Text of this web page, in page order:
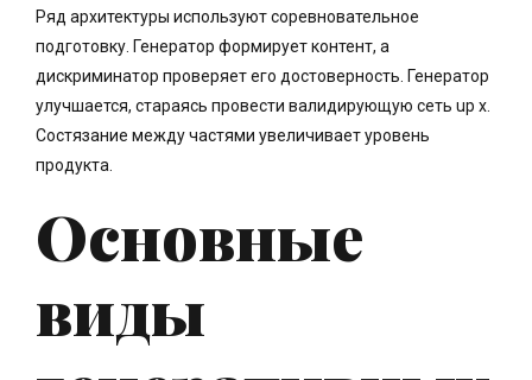
Ряд архитектуры используют соревновательное
подготовку. Генератор формирует контент, а
дискриминатор проверяет его достоверность. Генератор
улучшается, стараясь провести валидирующую сеть up x.
Состязание между частями увеличивает уровень
продукта.
Основные
виды